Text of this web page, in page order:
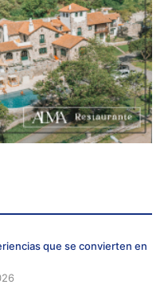
que se convierten en